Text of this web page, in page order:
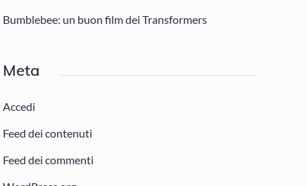
Bumblebee: un buon film dei Transformers
Meta
Accedi
Feed dei contenuti
Feed dei commenti